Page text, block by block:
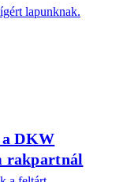
lapunknak.
DKW
rakpartnál